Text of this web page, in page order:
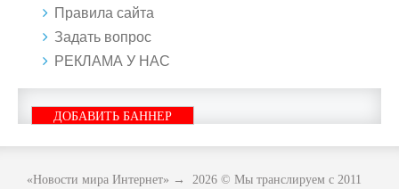
Правила сайта
Задать вопрос
РЕКЛАМА У НАС
ДОБАВИТЬ БАННЕР
«Новости мира Интернет» → 2026 © Мы транслируем с 2011